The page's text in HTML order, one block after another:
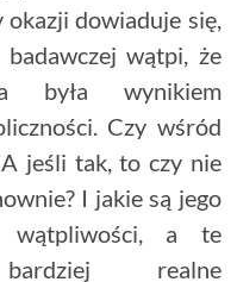
dowiaduje się,
badawczej wątpi, że
była wynikiem
Czy wśród
jeśli tak, to czy nie
I jakie są jego
wątpliwości, a te
realne